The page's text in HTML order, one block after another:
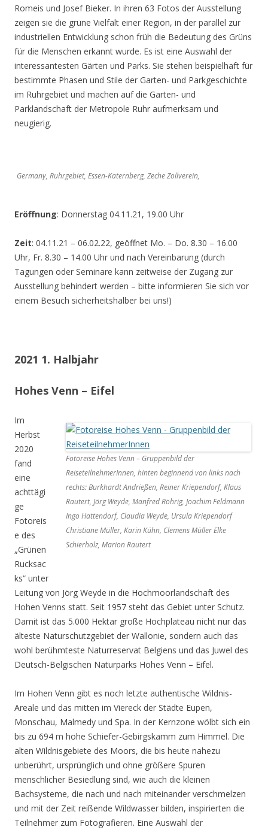
Romeis und Josef Bieker. In ihren 63 Fotos der Ausstellung
zeigen sie die grüne Vielfalt einer Region, in der parallel zur
industriellen Entwicklung schon früh die Bedeutung des Grüns
für die Menschen erkannt wurde. Es ist eine Auswahl der
interessantesten Gärten und Parks. Sie stehen beispielhaft für
bestimmte Phasen und Stile der Garten- und Parkgeschichte
im Ruhrgebiet und machen auf die Garten- und
Parklandschaft der Metropole Ruhr aufmerksam und
neugierig.
Germany, Ruhrgebiet, Essen-Katernberg, Zeche Zollverein,
Eröffnung: Donnerstag 04.11.21, 19.00 Uhr
Zeit: 04.11.21 – 06.02.22, geöffnet Mo. – Do. 8.30 – 16.00
Uhr, Fr. 8.30 – 14.00 Uhr und nach Vereinbarung (durch
Tagungen oder Seminare kann zeitweise der Zugang zur
Ausstellung behindert werden – bitte informieren Sie sich vor
einem Besuch sicherheitshalber bei uns!)
2021 1. Halbjahr
Hohes Venn – Eifel
Fotoreise Hohes Venn – Gruppenbild der
ReiseteilnehmerInnen, hinten beginnend von links nach
rechts: Burkhardt Andrießen, Reiner Kriependorf, Klaus
Rautert, Jörg Weyde, Manfred Röhrig, Joachim Feldmann
Ingo Hattendorf, Claudia Weyde, Ursula Kriependorf
Christiane Müller, Karin Kühn, Clemens Müller Elke
Schierholz, Marion Rautert
Im
Herbst
2020
fand
eine
achttägi
ge
Fotoreis
e des
„Grünen
Rucksac
ks“ unter
Leitung von Jörg Weyde in die Hochmoorlandschaft des
Hohen Venns statt. Seit 1957 steht das Gebiet unter Schutz.
Damit ist das 5.000 Hektar große Hochplateau nicht nur das
älteste Naturschutzgebiet der Wallonie, sondern auch das
wohl berühmteste Naturreservat Belgiens und das Juwel des
Deutsch-Belgischen Naturparks Hohes Venn – Eifel.
Im Hohen Venn gibt es noch letzte authentische Wildnis-
Areale und das mitten im Viereck der Städte Eupen,
Monschau, Malmedy und Spa. In der Kernzone wölbt sich ein
bis zu 694 m hohe Schiefer-Gebirgskamm zum Himmel. Die
alten Wildnisgebiete des Moors, die bis heute nahezu
unberührt, ursprünglich und ohne größere Spuren
menschlicher Besiedlung sind, wie auch die kleinen
Bachsysteme, die nach und nach miteinander verschmelzen
und mit der Zeit reißende Wildwasser bilden, inspirierten die
Teilnehmer zum Fotografieren. Eine Auswahl der